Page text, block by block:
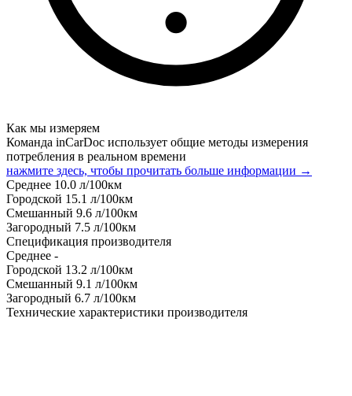
Как мы измеряем
Команда inCarDoc использует общие методы измерения
потребления в реальном времени
нажмите здесь, чтобы прочитать больше информации →
Среднее 10.0 л/100км
Городской 15.1 л/100км
Смешанный 9.6 л/100км
Загородный 7.5 л/100км
Спецификация производителя
Среднее -
Городской 13.2 л/100км
Смешанный 9.1 л/100км
Загородный 6.7 л/100км
Технические характеристики производителя